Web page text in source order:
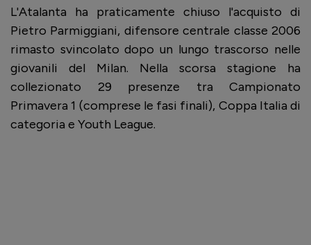
L'Atalanta ha praticamente chiuso l'acquisto di
Pietro Parmiggiani, difensore centrale classe 2006
rimasto svincolato dopo un lungo trascorso nelle
giovanili del Milan. Nella scorsa stagione ha
collezionato 29 presenze tra Campionato
Primavera 1 (comprese le fasi finali), Coppa Italia di
categoria e Youth League.